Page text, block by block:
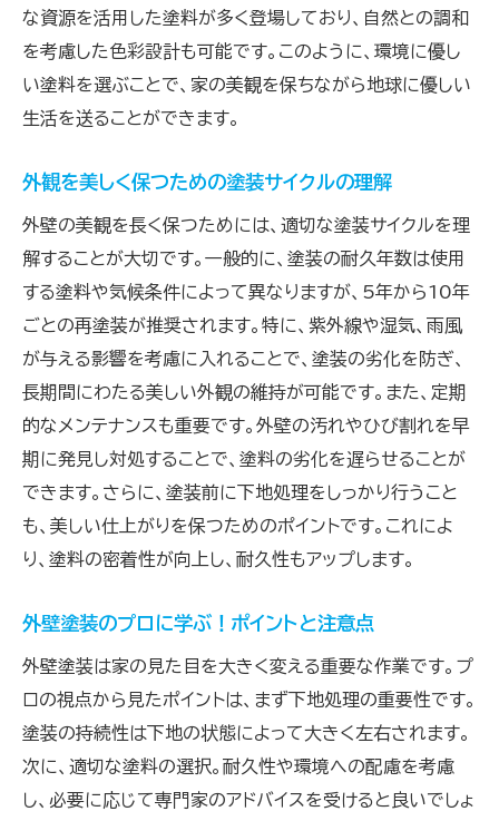
な資源を活用した塗料が多く登場しており、自然との調和
を考慮した色彩設計も可能です。このように、環境に優し
い塗料を選ぶことで、家の美観を保ちながら地球に優しい
生活を送ることができます。
外観を美しく保つための塗装サイクルの理解
外壁の美観を長く保つためには、適切な塗装サイクルを理
解することが大切です。一般的に、塗装の耐久年数は使用
する塗料や気候条件によって異なりますが、5年から10年
ごとの再塗装が推奨されます。特に、紫外線や湿気、雨風
が与える影響を考慮に入れることで、塗装の劣化を防ぎ、
長期間にわたる美しい外観の維持が可能です。また、定期
的なメンテナンスも重要です。外壁の汚れやひび割れを早
期に発見し対処することで、塗料の劣化を遅らせることが
できます。さらに、塗装前に下地処理をしっかり行うこと
も、美しい仕上がりを保つためのポイントです。これによ
り、塗料の密着性が向上し、耐久性もアップします。
外壁塗装のプロに学ぶ！ポイントと注意点
外壁塗装は家の見た目を大きく変える重要な作業です。プ
ロの視点から見たポイントは、まず下地処理の重要性です。
塗装の持続性は下地の状態によって大きく左右されます。
次に、適切な塗料の選択。耐久性や環境への配慮を考慮
し、必要に応じて専門家のアドバイスを受けると良いでしょ